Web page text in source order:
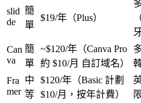
slid
de
簡
單
$19/年（Plus）
Can
va
簡
單
~$120/年（Canva Pro
約 $10/月 自訂域名）
Fra
mer
中
等
$120/年（Basic 計劃
$10/月，按年計費）